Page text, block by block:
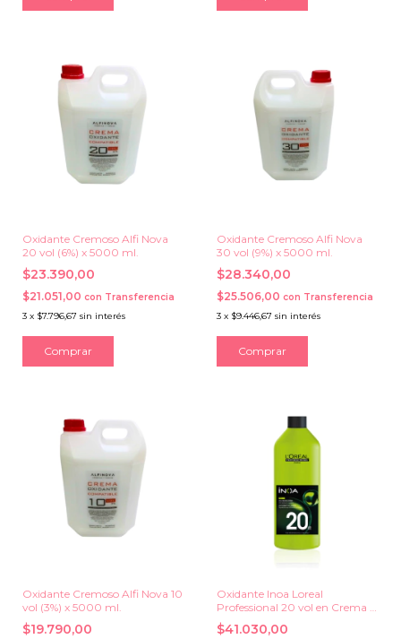
Oxidante Cremoso Alfi Nova
20 vol (6%) x 5000 ml.
$23.390,00
$21.051,00 con Transferencia
3 x $7.796,67 sin interés
Oxidante Cremoso Alfi Nova
30 vol (9%) x 5000 ml.
$28.340,00
$25.506,00 con Transferencia
3 x $9.446,67 sin interés
Oxidante Cremoso Alfi Nova 10
vol (3%) x 5000 ml.
$19.790,00
Oxidante Inoa Loreal
Professional 20 vol en Crema x
1000 ml.
$41.030,00